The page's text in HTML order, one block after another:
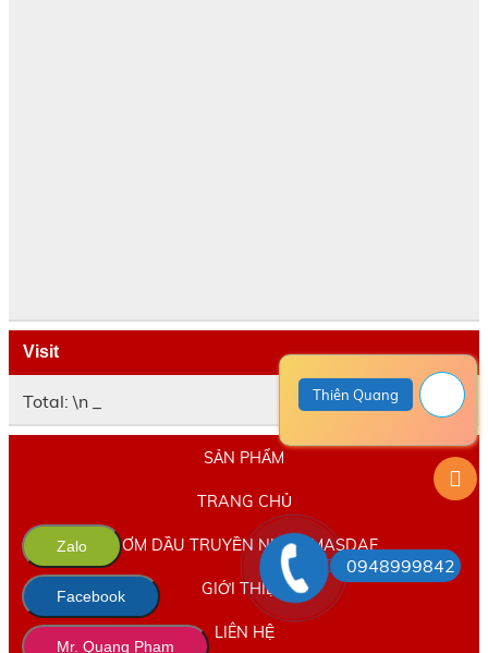
Visit
Total: \n
Zalo
Facebook
Mr. Quang Phạm
SẢN PHẨM
TRANG CHỦ
BƠM DẦU TRUYỀN NHIỆT MASDAF
GIỚI THIỆU
LIÊN HỆ
0948999842
Thiên Quang